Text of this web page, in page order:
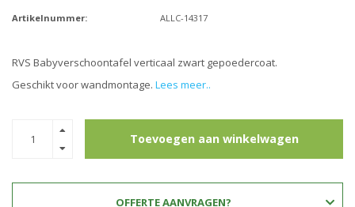
Artikelnummer: ALLC-14317
RVS Babyverschoontafel verticaal zwart gepoedercoat.
Geschikt voor wandmontage. Lees meer..
Toevoegen aan winkelwagen
OFFERTE AANVRAGEN?